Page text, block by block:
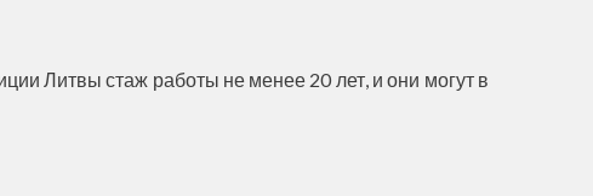
Литвы стаж работы не менее 20 лет, и они могут в